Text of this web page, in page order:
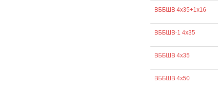
ВББШВ 4х35+1х16
ВББШВ-1 4х35
ВББШВ 4х35
ВББШВ 4х50